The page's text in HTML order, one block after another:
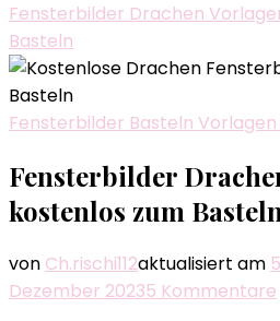
Fensterbilder Drachen
Basteln
Fensterbilder Basteln
Fensterbilder
kostenlos zum
von Ch.rischi112aktualisiert am
Dezember 20235 Kommentare